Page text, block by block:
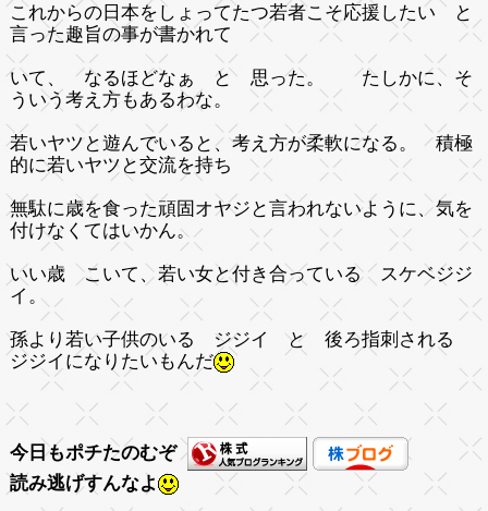
これからの日本をしょってたつ若者こそ応援したい と
言った趣旨の事が書かれて
いて、 なるほどなぁ と 思った。 たしかに、そ
ういう考え方もあるわな。
若いヤツと遊んでいると、考え方が柔軟になる。 積極
的に若いヤツと交流を持ち
無駄に歳を食った頑固オヤジと言われないように、気を
付けなくてはいかん。
いい歳 こいて、若い女と付き合っている スケベジジ
イ。
孫より若い子供のいる ジジイ と 後ろ指刺される
ジジイになりたいもんだ
今日もポチたのむぞ
読み逃げすんなよ